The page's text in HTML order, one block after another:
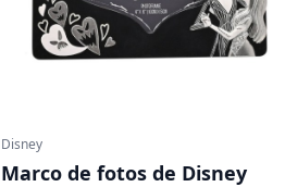
Disney
Marco de fotos de Disney